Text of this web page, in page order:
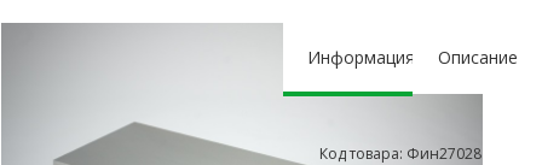
Информация Описание
Код товара: Фин27028